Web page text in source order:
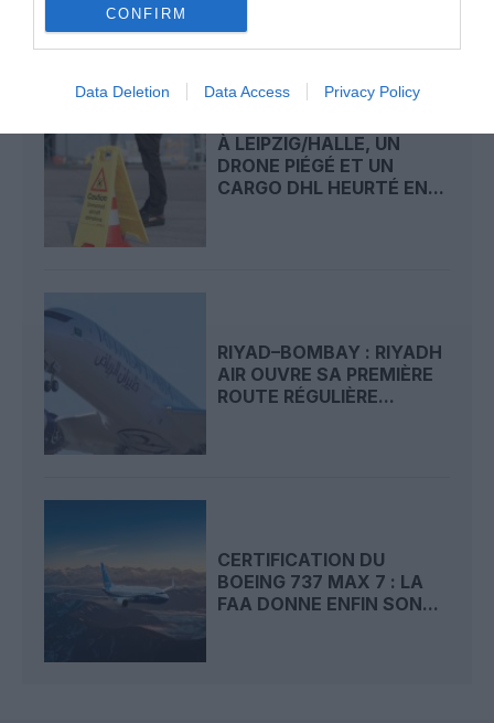
CONFIRM
Data Deletion Data Access Privacy Policy
LIRE AUSSI
À LEIPZIG/HALLE, UN
DRONE PIÉGÉ ET UN
CARGO DHL HEURTÉ EN...
RIYAD–BOMBAY : RIYADH
AIR OUVRE SA PREMIÈRE
ROUTE RÉGULIÈRE...
CERTIFICATION DU
BOEING 737 MAX 7 : LA
FAA DONNE ENFIN SON...